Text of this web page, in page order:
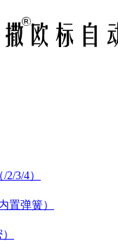
2/3/4）
置弹簧）